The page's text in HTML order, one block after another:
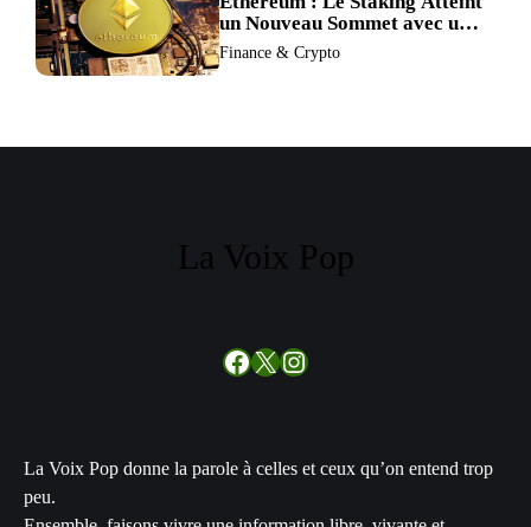
un Nouveau Sommet avec un
Verrouillage Accru des ETH
Finance & Crypto
La Voix Pop
Facebook
X Instagram
La Voix Pop donne la parole à celles et ceux qu’on entend trop
peu.